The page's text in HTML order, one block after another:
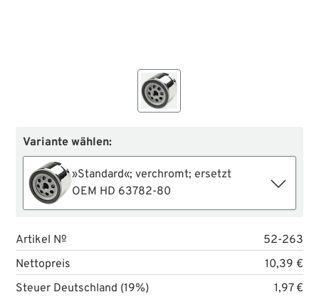
Variante wählen:
»Standard«; verchromt; ersetzt
OEM HD 63782-80
Artikel №
52-263
Nettopreis
10,39 €
Steuer Deutschland (19%)
1,97 €